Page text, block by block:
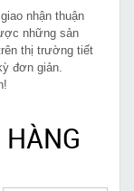
nhận thuận
những sản
thị trường tiết
đơn giản.